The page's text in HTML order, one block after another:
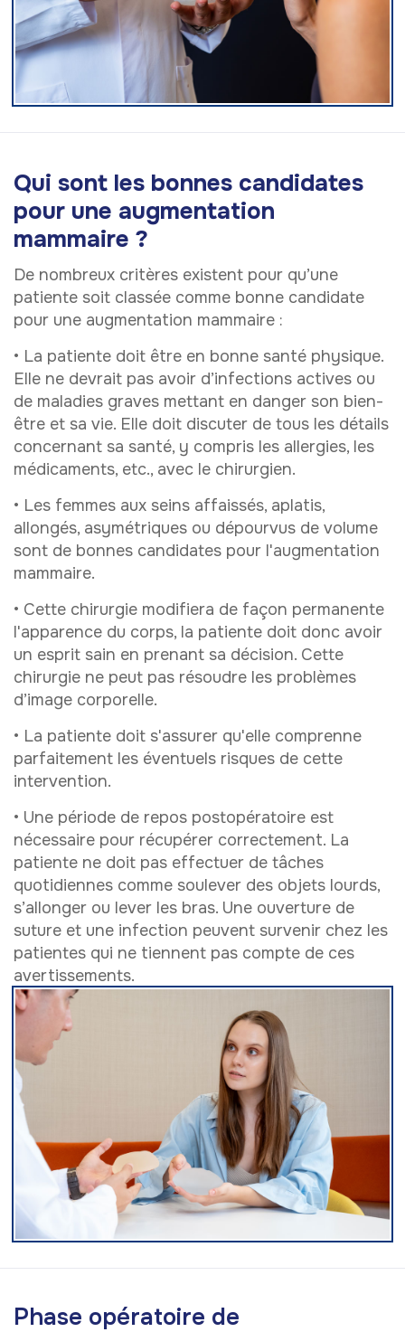
Qui sont les bonnes candidates
pour une augmentation
mammaire ?
De nombreux critères existent pour qu’une
patiente soit classée comme bonne candidate
pour une augmentation mammaire :
• La patiente doit être en bonne santé physique.
Elle ne devrait pas avoir d’infections actives ou
de maladies graves mettant en danger son bien-
être et sa vie. Elle doit discuter de tous les détails
concernant sa santé, y compris les allergies, les
médicaments, etc., avec le chirurgien.
• Les femmes aux seins affaissés, aplatis,
allongés, asymétriques ou dépourvus de volume
sont de bonnes candidates pour l'augmentation
mammaire.
• Cette chirurgie modifiera de façon permanente
l'apparence du corps, la patiente doit donc avoir
un esprit sain en prenant sa décision. Cette
chirurgie ne peut pas résoudre les problèmes
d’image corporelle.
• La patiente doit s'assurer qu'elle comprenne
parfaitement les éventuels risques de cette
intervention.
• Une période de repos postopératoire est
nécessaire pour récupérer correctement. La
patiente ne doit pas effectuer de tâches
quotidiennes comme soulever des objets lourds,
s’allonger ou lever les bras. Une ouverture de
suture et une infection peuvent survenir chez les
patientes qui ne tiennent pas compte de ces
avertissements.
Phase opératoire de